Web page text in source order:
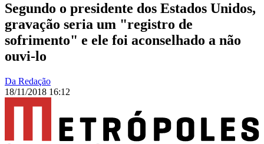
Segundo o presidente dos Estados Unidos,
gravação seria um "registro de
sofrimento" e ele foi aconselhado a não
ouvi-lo
Da Redação
18/11/2018 16:12